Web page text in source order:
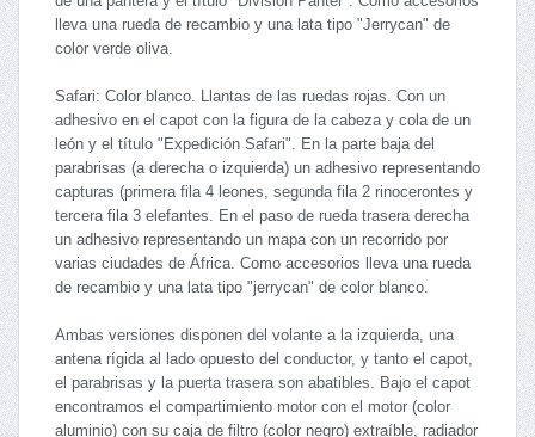
lleva una rueda de recambio y una lata tipo "Jerrycan" de
color verde oliva.
Safari: Color blanco. Llantas de las ruedas rojas. Con un
adhesivo en el capot con la figura de la cabeza y cola de un
león y el título "Expedición Safari". En la parte baja del
parabrisas (a derecha o izquierda) un adhesivo representando
capturas (primera fila 4 leones, segunda fila 2 rinocerontes y
tercera fila 3 elefantes. En el paso de rueda trasera derecha
un adhesivo representando un mapa con un recorrido por
varias ciudades de África. Como accesorios lleva una rueda
de recambio y una lata tipo "jerrycan" de color blanco.
Ambas versiones disponen del volante a la izquierda, una
antena rígida al lado opuesto del conductor, y tanto el capot,
el parabrisas y la puerta trasera son abatibles. Bajo el capot
encontramos el compartimiento motor con el motor (color
aluminio) con su caja de filtro (color negro) extraíble, radiador